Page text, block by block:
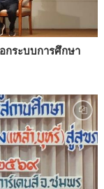
กระบบการศึกษา